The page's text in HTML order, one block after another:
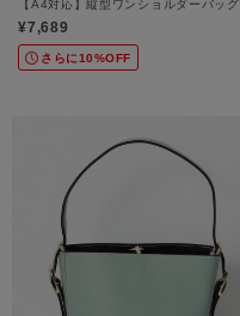
【A4対応】縦型ワンショルダーバッグ
¥7,689
さらに10%OFF